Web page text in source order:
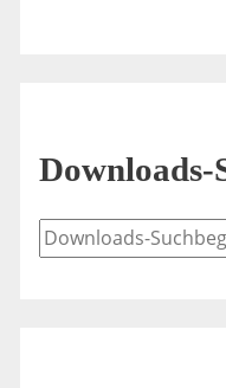
Downloads-